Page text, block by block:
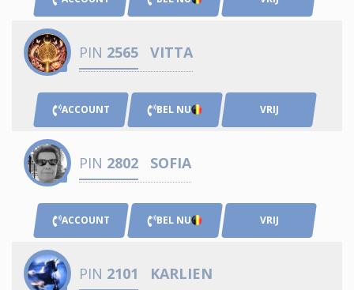
PIN 2565 VITTA
ACCOUNT BEL NU VRIJ
PIN 2802 SOFIA
ACCOUNT BEL NU VRIJ
PIN 2101 KARLIEN